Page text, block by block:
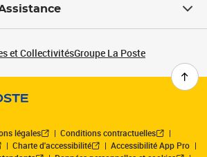
et CollectivitésGroupe La Poste
légales
Conditions contractuelles
Charte d'accessibilité
Accessibilité App Pro